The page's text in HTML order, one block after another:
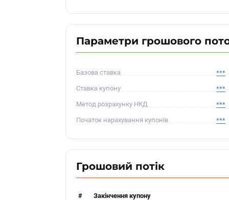
Параметри грошового
Базова ставка
***
Ставка купону
***
Метод розрахунку НКД
***
Початок нарахування купонів
***
Грошовий потік
# Закінчення купону